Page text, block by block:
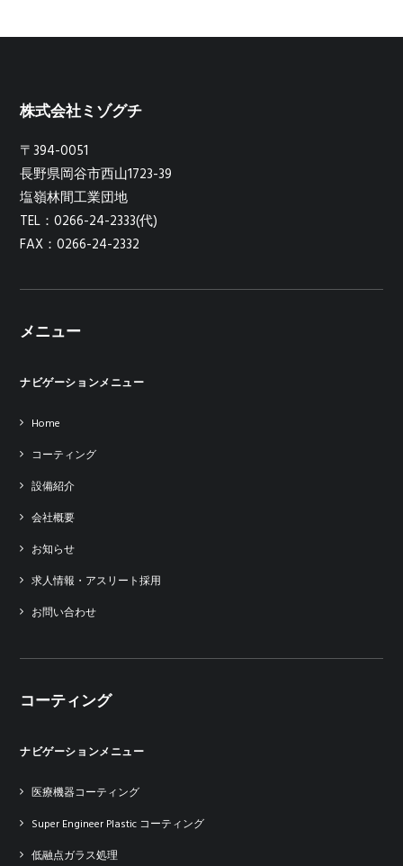
株式会社ミゾグチ
〒394-0051
長野県岡谷市西山1723-39
塩嶺林間工業団地
TEL：0266-24-2333(代)
FAX：0266-24-2332
メニュー
ナビゲーションメニュー
Home
コーティング
設備紹介
会社概要
お知らせ
求人情報・アスリート採用
お問い合わせ
コーティング
ナビゲーションメニュー
医療機器コーティング
Super Engineer Plastic コーティング
低融点ガラス処理